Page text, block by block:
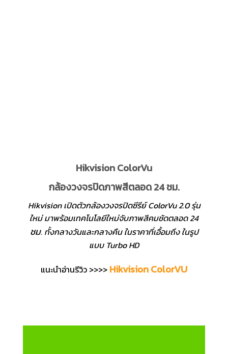
Hikvision ColorVu
กล้องวงจรปิดภาพสีตลอด 24 ชม.
Hikvision เปิดตัวกล้องวงจรปิดซีรีย์ ColorVu 2.0 รุ่น
ใหม่ มาพร้อมเทคโนโลยีใหม่จับภาพสีคมชัดตลอด 24
ชม. ทั้งกลางวันและกลางคืน ในราคาที่เอื้อมถึง ในรูป
แบบ Turbo HD
แนะนำอ่านรีวิว >>>> Hikvision ColorVU